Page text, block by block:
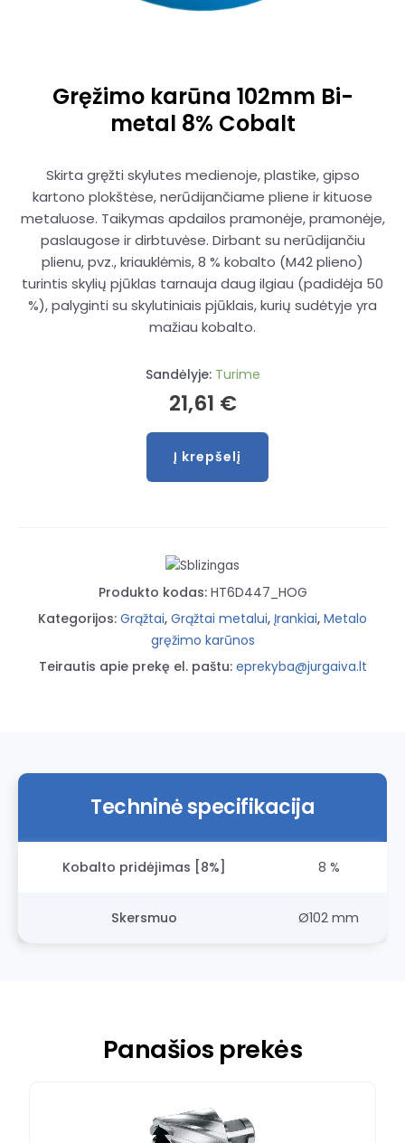
Gręžimo karūna 102mm Bi-
metal 8% Cobalt
Skirta gręžti skylutes medienoje, plastike, gipso
kartono plokštėse, nerūdijančiame pliene ir kituose
metaluose. Taikymas apdailos pramonėje, pramonėje,
paslaugose ir dirbtuvėse. Dirbant su nerūdijančiu
plienu, pvz., kriauklėmis, 8 % kobalto (M42 plieno)
turintis skylių pjūklas tarnauja daug ilgiau (padidėja 50
%), palyginti su skylutiniais pjūklais, kurių sudėtyje yra
mažiau kobalto.
Sandėlyje: Turime
21,61 €
produkto
kiekis:
102mm
metal
8%
Cobalt
Į krepšelį
Produkto kodas: HT6D447_HOG
Kategorijos: Grąžtai, Grąžtai metalui, Įrankiai, Metalo
gręžimo karūnos
Teirautis apie prekę el. paštu: eprekyba@jurgaiva.lt
Techninė specifikacija
Kobalto pridėjimas [8%] 8 %
Skersmuo Ø102 mm
Panašios prekės